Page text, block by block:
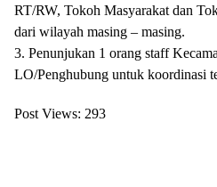
RT/RW, Tokoh Masyarakat dan
dari wilayah masing – masing.
3. Penunjukan 1 orang staff
LO/Penghubung untuk koordinasi
Post Views: 293